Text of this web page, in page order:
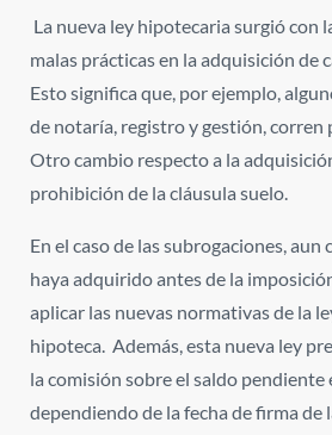
La nueva ley hipotecaria surgió con
malas prácticas en la adquisición de
Esto significa que, por ejemplo,
de notaría, registro y gestión, corren
Otro cambio respecto a la
prohibición de la cláusula suelo.
En el caso de las subrogaciones, aun
haya adquirido antes de la
aplicar las nuevas normativas de la
hipoteca. Además, esta nueva ley
la comisión sobre el saldo pendiente
dependiendo de la fecha de firma de